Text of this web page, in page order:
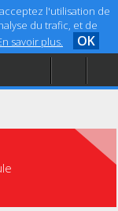
l'utilisation de
du trafic, et de
savoir plus. OK